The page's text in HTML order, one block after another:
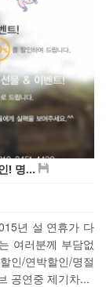
! 명...
년 설 연휴가 다
여러분께 부담없
인/연박할인/명절
공연중 제기차...